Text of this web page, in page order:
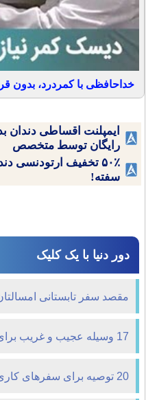
خداحافظی با کمردرد، بدون
ایمپلنت اقساطی دندان
رایگان توسط متخصص
۵۰٪ تخفیف ارتودنسی
سفته!
دور دنیا با یک کلیک
مقصد سفر تابستانی
17 وسیله عجیب و غریب برای مسافرت!
20 توصیه برای سفرهای کاری